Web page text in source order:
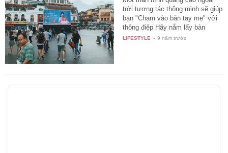
trời tương tác thông minh sẽ giúp
bạn "Chạm vào bàn tay mẹ" với
thông điệp Hãy nắm lấy bàn
tay…
LIFESTYLE - 9 năm trước